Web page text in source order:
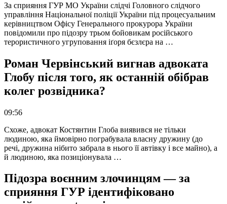
За сприяння ГУР МО України слідчі Головного слідчого
управління Національної поліції України під процесуальним
керівництвом Офісу Генерального прокурора України
повідомили про підозру трьом бойовикам російського
терористичного угруповання іґоря бєзлєра на …
Роман Червінський вигнав адвоката
Глобу після того, як останній обібрав
колег розвідника?
09:56
Схоже, адвокат Костянтин Глоба виявився не тільки
людиною, яка ймовірно пограбувала власну дружину (до
речі, дружина нібито забрала в нього її автівку і все майно), а
й людиною, яка позиціонувала …
Підозра воєнним злочинцям — за
сприяння ГУР ідентифіковано